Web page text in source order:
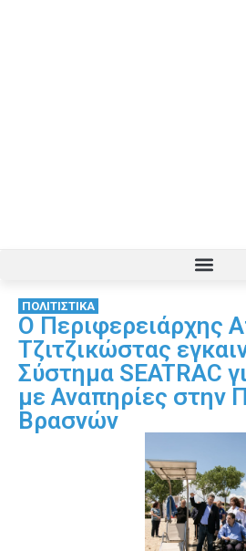
ΠΟΛΙΤΙΣΤΙΚΑ
Ο Περιφερειάρχης
Τζιτζικώστας
Σύστημα SEATRAC
με Αναπηρίες στην
Βρασνών